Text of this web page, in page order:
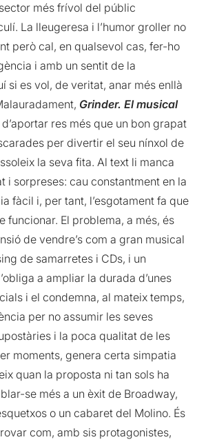
més frívol del públic
La lleugeresa i l’humor groller no
però cal, en qualsevol cas, fer-ho
i amb un sentit de la
si es vol, de veritat, anar més enllà
Grinder. El musical
res més que un bon grapat
per divertir el seu nínxol de
la seva fita. Al text li manca
i sorpreses: cau constantment en la
fàcil i, per tant, l’esgotament fa que
funcionar. El problema, a més, és
de vendre’s com a gran musical
de samarretes i CDs, i un
a ampliar la durada d’unes
i el condemna, al mateix temps,
per no assumir les seves
i la poca qualitat de les
moments, genera certa simpatia
quan la proposta ni tan sols ha
se més a un èxit de Broadway,
o un cabaret del Molino. És
com, amb sis protagonistes,